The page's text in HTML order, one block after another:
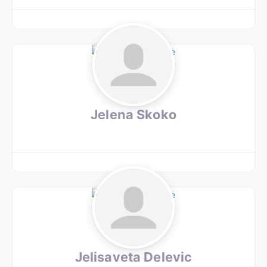
Jelena Skoko
Jelisaveta Delevic